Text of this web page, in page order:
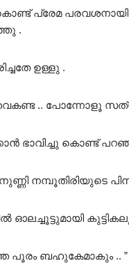
കൊണ്ട് പ്രേമ
.
ഉള്ളു .
.. പോന്നോളൂ
ഭാവിച്ചു കൊണ്ട്
നമ്പൂതിരിയുടെ
ഓലച്ചൂട്ടുമായി
പൂരം ബഹുകേമാകും .. ”